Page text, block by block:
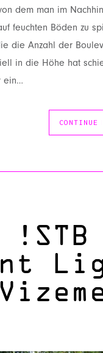
dem man im
feuchten Böden zu
die Anzahl der
in die Höhe hat
ein…
CONTINUE